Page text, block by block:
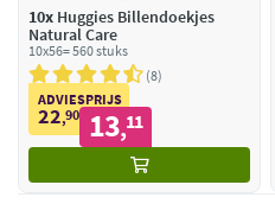
10x Huggies Billendoekjes
Natural Care
10x56= 560 stuks
8
ADVIESPRIJS
22,90 13,11